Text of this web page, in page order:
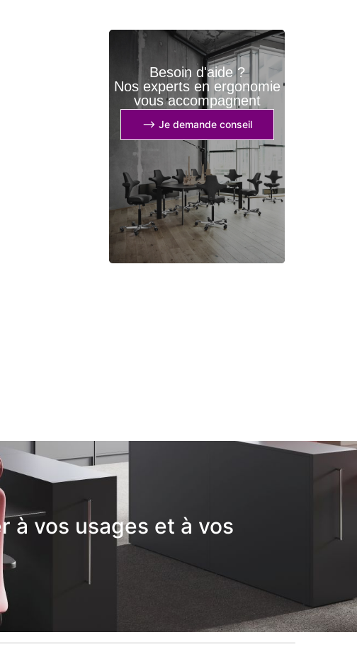
Besoin d'aide ?
Nos experts en ergonomie
vous accompagnent
⟶ Je demande conseil
à vos usages et à vos